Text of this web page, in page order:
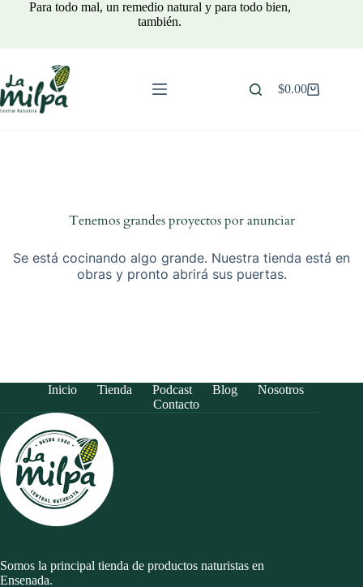
Para todo mal, un remedio natural y para todo bien,
también.
Carro
$0.00
Tenemos grandes proyectos por anunciar
Se está cocinando algo grande. Nuestra tienda está en
obras y pronto abrirá sus puertas.
Inicio Tienda Podcast Blog
Nosotros
Contacto
Somos la principal tienda de productos naturistas en
Ensenada.